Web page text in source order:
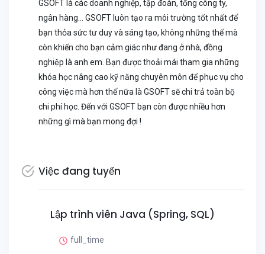
GSOFT là các doanh nghiệp, tập đoàn, tổng công ty,
ngân hàng... GSOFT luôn tạo ra môi trường tốt nhất để
bạn thỏa sức tư duy và sáng tạo, không những thế mà
còn khiến cho bạn cảm giác như đang ở nhà, đồng
nghiệp là anh em. Bạn được thoải mái tham gia những
khóa học nâng cao kỹ năng chuyên môn để phục vụ cho
công việc mà hơn thế nữa là GSOFT sẽ chi trả toàn bộ
chi phí học. Đến với GSOFT bạn còn được nhiều hơn
những gì mà bạn mong đợi !
Việc đang tuyển
Lập trình viên Java (Spring, SQL)
full_time